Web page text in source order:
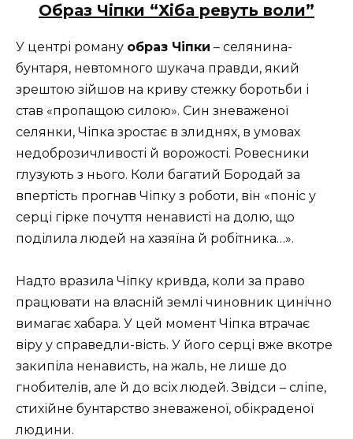
Образ Чіпки “Хіба ревуть воли”
У центрі роману образ Чіпки – селянина-
бунтаря, невтомного шукача правди, який
зрештою зійшов на криву стежку боротьби і
став «пропащою силою». Син зневаженої
селянки, Чіпка зростає в злиднях, в умовах
недоброзичливості й ворожості. Ровесники
глузують з нього. Коли багатий Бородай за
впертість прогнав Чіпку з роботи, він «поніс у
серці гірке почуття ненависті на долю, що
поділила людей на хазяїна й робітника…».
Надто вразила Чіпку кривда, коли за право
працювати на власній землі чиновник цинічно
вимагає хабара. У цей момент Чіпка втрачає
віру у справедли-вість. У його серці вже вкотре
закипіла ненависть, на жаль, не лише до
гнобителів, але й до всіх людей. Звідси – сліпе,
стихійне бунтарство зневаженої, обікраденої
людини.